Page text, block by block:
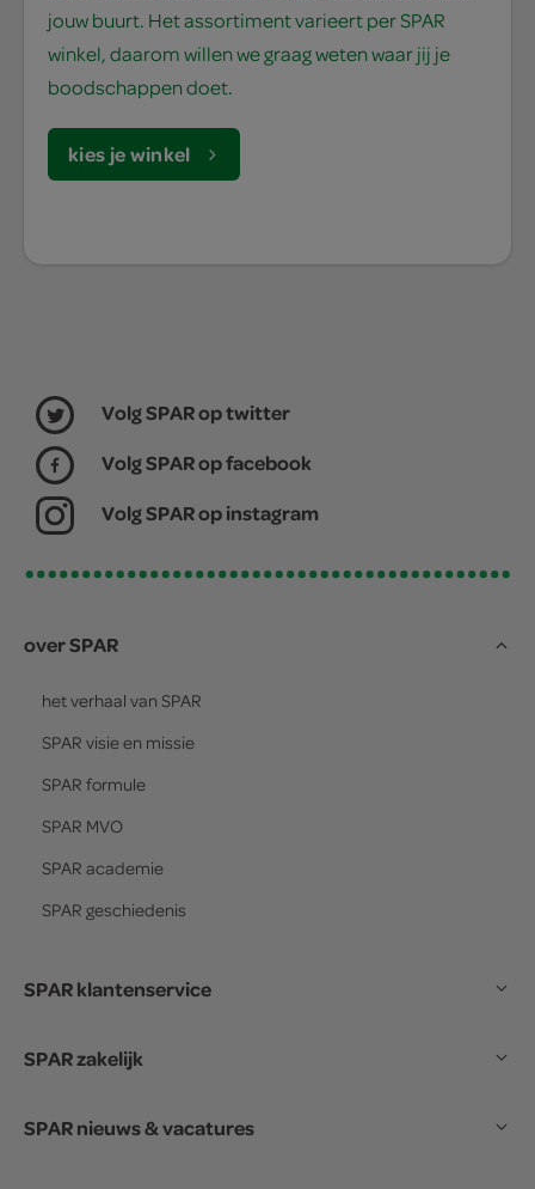
jouw buurt. Het assortiment varieert per SPAR
winkel, daarom willen we graag weten waar jij je
boodschappen doet.
kies je winkel
Volg SPAR op twitter
Volg SPAR op facebook
Volg SPAR op instagram
over SPAR
het verhaal van SPAR
SPAR visie en missie
SPAR formule
SPAR MVO
SPAR academie
SPAR geschiedenis
SPAR klantenservice
SPAR zakelijk
SPAR nieuws & vacatures